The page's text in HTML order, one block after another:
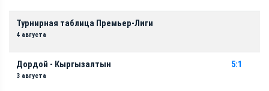
Турнирная таблица Премьер-Лиги
4 августа
Дордой - Кыргызалтын
3 августа
5:1